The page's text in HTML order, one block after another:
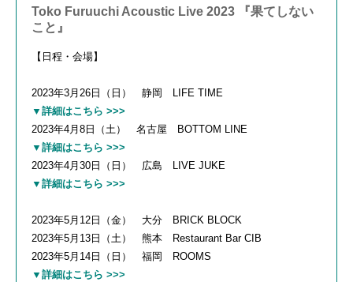
Toko Furuuchi Acoustic Live 2023 『果てしない
こと』
【日程・会場】
2023年3月26日（日） 静岡 LIFE TIME
▼詳細はこちら >>>
2023年4月8日（土） 名古屋 BOTTOM LINE
▼詳細はこちら >>>
2023年4月30日（日） 広島 LIVE JUKE
▼詳細はこちら >>>
2023年5月12日（金） 大分 BRICK BLOCK
2023年5月13日（土） 熊本 Restaurant Bar CIB
2023年5月14日（日） 福岡 ROOMS
▼詳細はこちら >>>